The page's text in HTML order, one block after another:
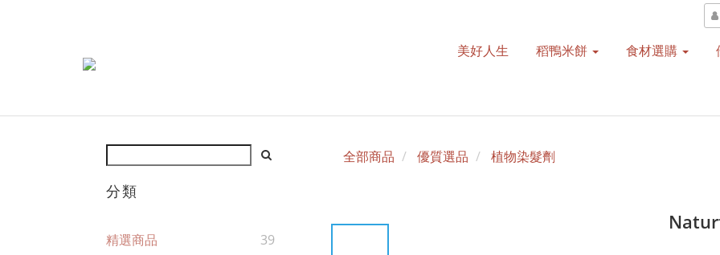
美好人生 稻鴨米餅 食材選購
分類
精選商品
39
全部商品 優質選品 植物染髮劑